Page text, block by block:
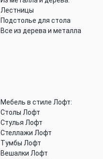
Лестницы
Подстолье для стола
Все из дерева и металла
Мебель в стиле Лофт:
Столы Лофт
Стулья Лофт
Стеллажи Лофт
Тумбы Лофт
Вешалки Лофт